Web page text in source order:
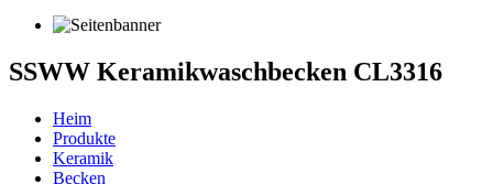
SSWW Keramikwaschbecken CL3316
Heim
Produkte
Keramik
Becken